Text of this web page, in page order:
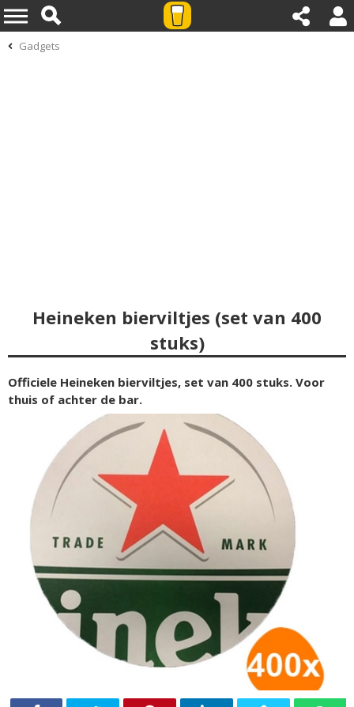
Gadgets
Heineken bierviltjes (set van 400
stuks)
Officiele Heineken bierviltjes, set van 400 stuks. Voor
thuis of achter de bar.